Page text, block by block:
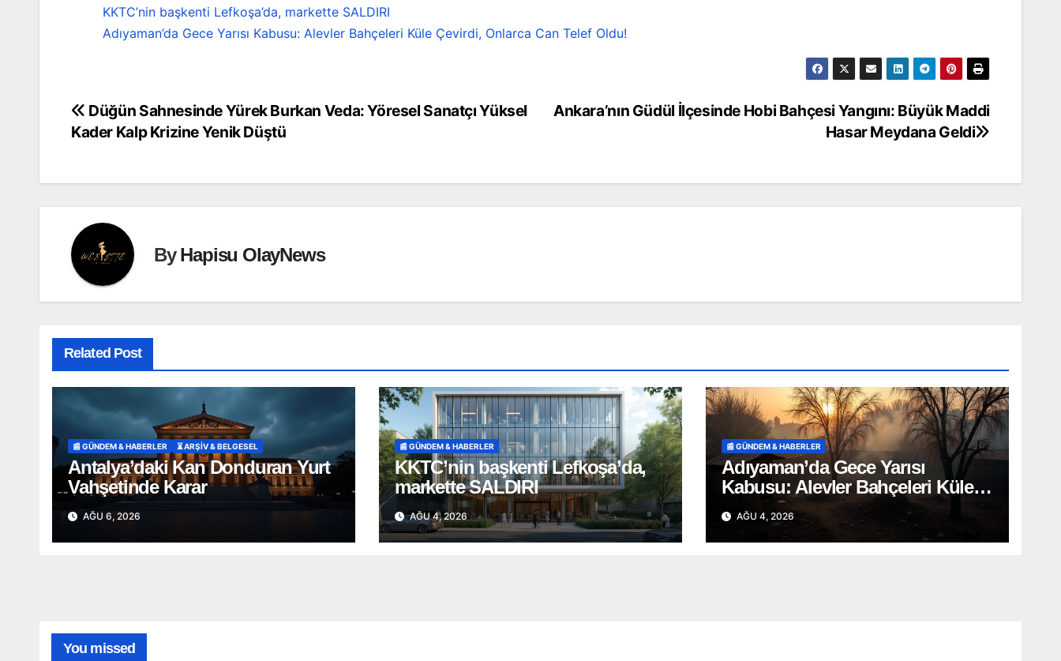
KKTC’nin başkenti Lefkoşa’da, markette SALDIRI
Adıyaman’da Gece Yarısı Kabusu: Alevler Bahçeleri Küle Çevirdi, Onlarca Can Telef Oldu!
Yazı
gezinmesi
Ankara’nın Güdül İlçesinde Hobi Bahçesi Yangını: Büyük Maddi
Hasar Meydana Geldi
Düğün Sahnesinde Yürek Burkan Veda: Yöresel Sanatçı Yüksel
Kader Kalp Krizine Yenik Düştü
ByHapisu OlayNews
Related Post
📰 GÜNDEM & HABERLER ⏳ ARŞİV & BELGESEL
Antalya’daki Kan Donduran Yurt
Vahşetinde Karar
AĞU 6, 2026
📰 GÜNDEM & HABERLER
KKTC’nin başkenti Lefkoşa’da,
markette SALDIRI
AĞU 4, 2026
📰 GÜNDEM & HABERLER
Adıyaman’da Gece Yarısı
Kabusu: Alevler Bahçeleri Küle
Çevirdi, Onlarca Can Telef Oldu!
AĞU 4, 2026
You missed